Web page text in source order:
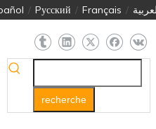
/ Pусский / Français /
recherche